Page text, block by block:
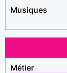
Musiques
Métier